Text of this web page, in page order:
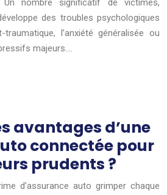
Un nombre significatif de victimes,
des troubles psychologiques
l’anxiété généralisée ou
majeurs….
avantages d’une
connectée pour
prudents ?
d’assurance auto grimper chaque